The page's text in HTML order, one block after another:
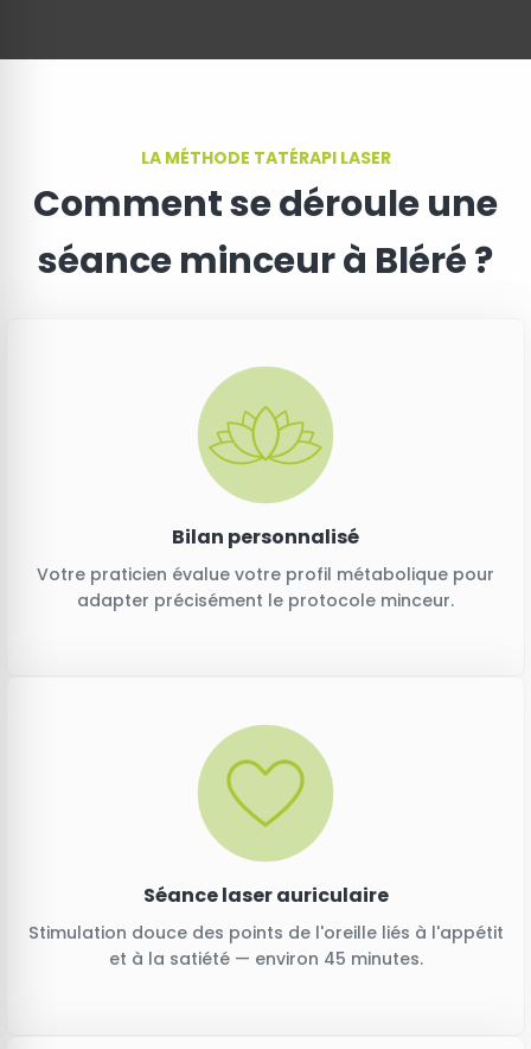
LA MÉTHODE TATÉRAPI LASER
Comment se déroule une
séance minceur à Bléré ?
Bilan personnalisé
Votre praticien évalue votre profil métabolique pour
adapter précisément le protocole minceur.
Séance laser auriculaire
Stimulation douce des points de l'oreille liés à l'appétit
et à la satiété — environ 45 minutes.